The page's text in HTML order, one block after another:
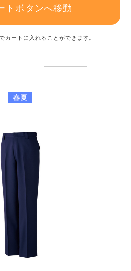
トボタンへ移動
カートに入れることができます。